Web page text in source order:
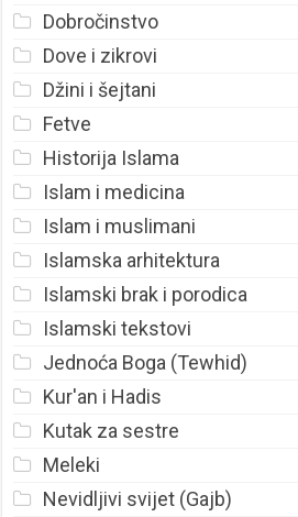
Dobročinstvo
Dove i zikrovi
Džini i šejtani
Fetve
Historija Islama
Islam i medicina
Islam i muslimani
Islamska arhitektura
Islamski brak i porodica
Islamski tekstovi
Jednoća Boga (Tewhid)
Kur'an i Hadis
Kutak za sestre
Meleki
Nevidljivi svijet (Gajb)